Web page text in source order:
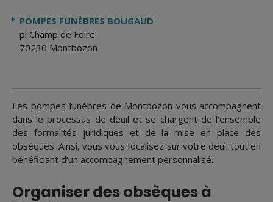
Les pompes funèbres de Montbozon vous accompagnent
dans le processus de deuil et se chargent de l'ensemble
des formalités juridiques et de la mise en place des
obsèques. Ainsi, vous vous focalisez sur votre deuil tout en
bénéficiant d’un accompagnement personnalisé.
Organiser des obsèques à
POMPES FUNÈBRES BOUGAUD
pl Champ de Foire
70230 Montbozon